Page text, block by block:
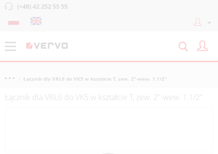
(+48) 42 252 55 55
Łącznik dla VRL6 do VK5 w kształcie T, zew. 2"-wew. 1.1/2"
Łącznik dla VRL6 do VK5 w kształcie T, zew. 2"-wew. 1.1/2"